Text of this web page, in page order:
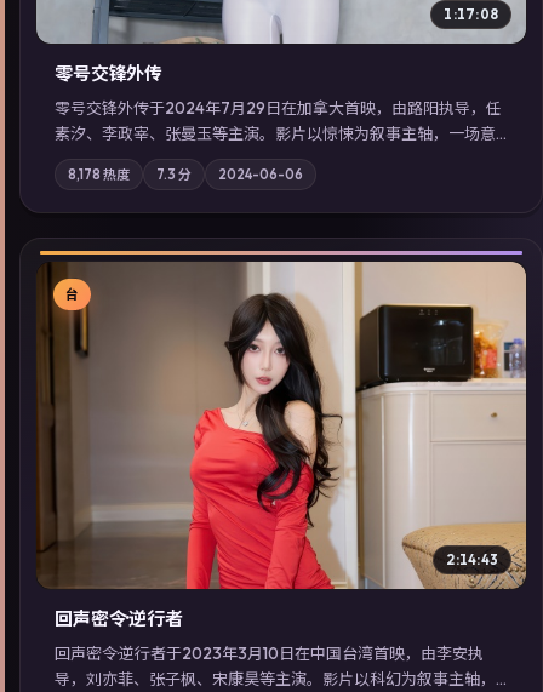
1:17:08
零号交锋外传
零号交锋外传于2024年7月29日在加拿大首映，由路阳执导，任
素汐、李政宰、张曼玉等主演。影片以惊悚为叙事主轴，一场意
外将众人卷入不可撤回的连锁反应；摄影与配乐强化地域气质；
站内亦可通过「国产免费观看高清电视剧在线看」延展检索同类
型高分佳作，畅享高清在线追剧体验。
8,178 热度 7.3 分 2024-06-06
▶
台
2:14:43
回声密令·逆行者
回声密令·逆行者于2023年3月10日在中国台湾首映，由李安执
导，刘亦菲、张子枫、宋康昊等主演。影片以科幻为叙事主轴，